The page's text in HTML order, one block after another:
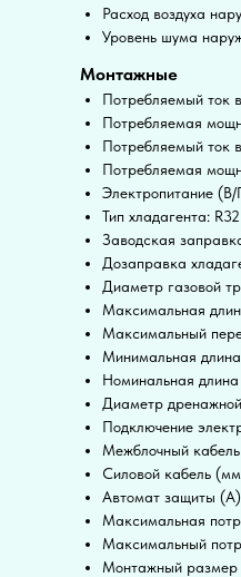
Расход воздуха
Уровень шума
Монтажные
Потребляемый ток
Потребляемая
Потребляемый ток
Потребляемая
Электропитание
Тип хладагента: R32
Заводская
Дозаправка
Диаметр газовой
Максимальная
Максимальный
Минимальная
Номинальная
Диаметр
Подключение
Межблочный
Силовой кабель
Автомат защиты
Максимальная
Максимальный
Монтажный размер